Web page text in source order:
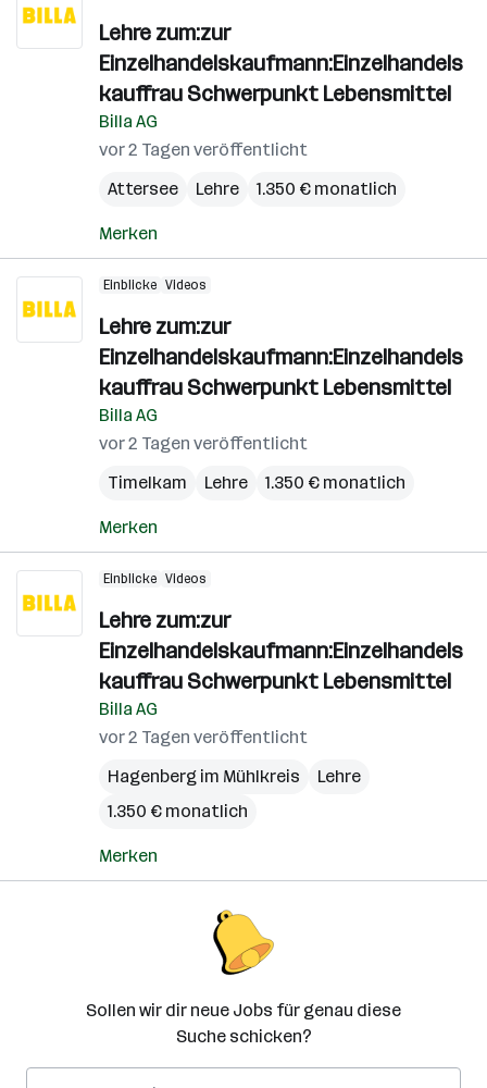
Lehre zum:zur
Einzelhandelskaufmann:Einzelhandels
kauffrau Schwerpunkt Lebensmittel
Billa AG
vor 2 Tagen veröffentlicht
Attersee
Lehre 1.350 € monatlich
Merken
Einblicke Videos
Lehre zum:zur
Einzelhandelskaufmann:Einzelhandels
kauffrau Schwerpunkt Lebensmittel
Billa AG
vor 2 Tagen veröffentlicht
Timelkam
Lehre 1.350 € monatlich
Merken
Einblicke Videos
Lehre zum:zur
Einzelhandelskaufmann:Einzelhandels
kauffrau Schwerpunkt Lebensmittel
Billa AG
vor 2 Tagen veröffentlicht
Hagenberg im Mühlkreis
Lehre
1.350 € monatlich
Merken
Sollen wir dir neue Jobs für genau diese
Suche schicken?